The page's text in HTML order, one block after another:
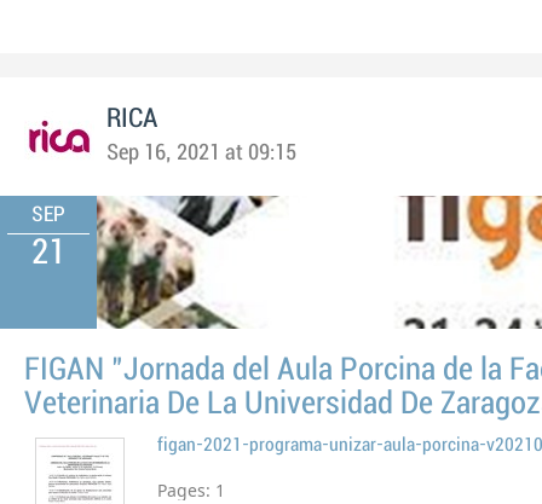
RICA
Sep 16, 2021 at 09:15
SEP
21
FIGAN "Jornada del Aula Porcina de la
Veterinaria De La Universidad De
figan-2021-programa-unizar-aula-porcina-
Pages: 1